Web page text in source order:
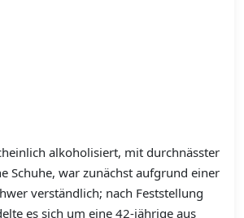
alkoholisiert, mit durchnässter
Schuhe, war zunächst aufgrund einer
verständlich; nach Feststellung
es sich um eine 42‑jährige aus